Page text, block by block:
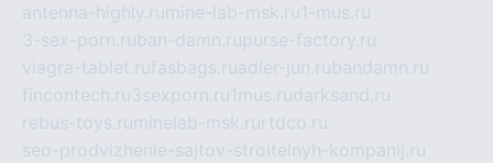
antenna-highly.ru mine-lab-msk.ru1-mus.ru
3-sex-porn.ruban-damn.rupurse-factory.ru
viagra-tablet.rufasbags.ruadler-jun.rubandamn.ru
fincontech.ru3sexporn.ru1mus.rudarksand.ru
rebus-toys.ru minelab-msk.ru rtdco.ru
seo-prodvizhenie-sajtov-stroitelnyh-kompanij.ru